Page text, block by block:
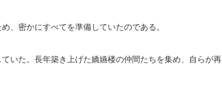
、密かにすべてを準備していたのである。
いた。長年築き上げた嬌嬿楼の仲間たちを集め、自らが再